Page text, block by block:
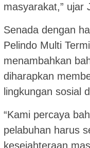
masyarakat,” ujar
Senada dengan
Pelindo Multi
menambahkan
diharapkan
lingkungan sosial
“Kami percaya
pelabuhan harus
kesejahteraan